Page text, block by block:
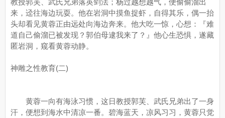
教授郭芙、武氏兄弟落英剑法；杨过越想越气，便偷偷溜出
来，迳往海边玩耍。他在岩洞中摸鱼捉虾，自得其乐，偶一抬
头却看见黄蓉正由远处向海边奔来。他大吃一惊，心想：『难
道自己偷溜已被发现？郭伯母逮我来了？』他心生恐惧，遂藏
匿岩洞，窥看黄蓉动静。
神雕之性教育(二)
黄蓉一向有海泳习惯，这日教授郭芙、武氏兄弟出了一身
汗，便想到海水中清凉一番。碧海蓝天，凉风习习，黄蓉只觉